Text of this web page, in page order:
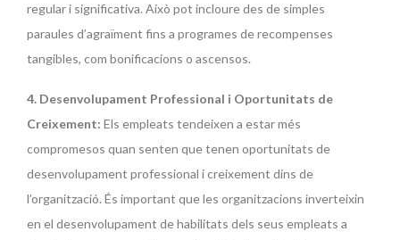
regular i significativa. Això pot incloure des de simples
paraules d’agraïment fins a programes de recompenses
tangibles, com bonificacions o ascensos.
4. Desenvolupament Professional i Oportunitats de
Creixement: Els empleats tendeixen a estar més
compromesos quan senten que tenen oportunitats de
desenvolupament professional i creixement dins de
l’organització. És important que les organitzacions inverteixin
en el desenvolupament de habilitats dels seus empleats a